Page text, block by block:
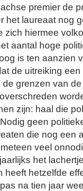
premier de
het laureaat nog
zich hiermee
aantal hoge
is ten aanzien
de uitreiking
grenzen van
zijn: haal die
geen
die nog een
veel
het
heeft hetzelfde
na tien jaar